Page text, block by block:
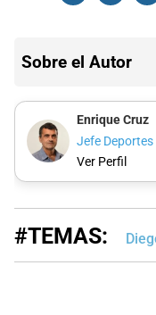
Sobre el Autor
Enrique Cruz
Jefe Deportes
Ver Perfil
#TEMAS: